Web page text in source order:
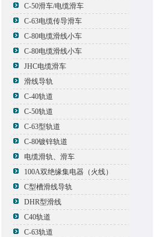
C-50滑车/电缆滑车
C-63电缆传导滑车
C-80电缆滑线小车
C-80电缆滑线小车
JHC电缆滑车
滑线导轨
C-40轨道
C-50轨道
C-63型轨道
C-80镀锌轨道
电缆滑轨、滑车
100A双绝缘集电器（火线）
C型槽滑线导轨
DHR型滑线
C40轨道
C-63轨道